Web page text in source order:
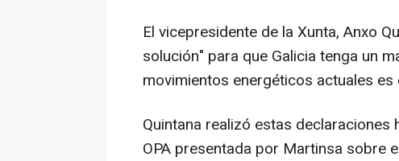
El vicepresidente de la Xunta, Anxo
solución" para que Galicia tenga un
movimientos energéticos actuales
Quintana realizó estas declaraciones
OPA presentada por Martinsa sobre